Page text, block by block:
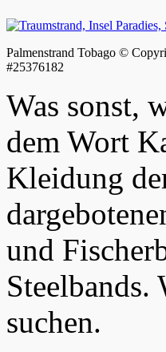
Palmenstrand Tobago ©
#25376182
Was sonst,
dem Wort
Kleidung
und
suchen.